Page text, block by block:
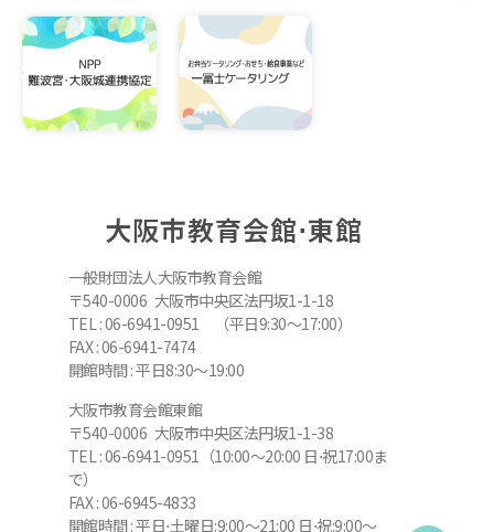
大阪市教育会館⋅東館
一般財団法人大阪市教育会館
〒540-0006 大阪市中央区法円坂1-1-18
TEL : 06-6941-0951 （平日9:30～17:00）
FAX : 06-6941-7474
開館時間 : 平日8:30～19:00
大阪市教育会館東館
〒540-0006 大阪市中央区法円坂1-1-38
TEL : 06-6941-0951（10:00～20:00 日⋅祝17:00ま
で）
FAX : 06-6945-4833
開館時間 : 平日⋅土曜日:9:00～21:00 日⋅祝:9:00～